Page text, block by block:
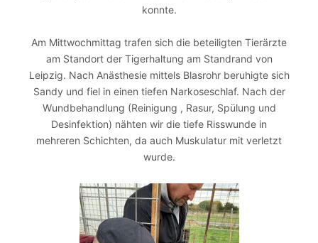
konnte.
Am Mittwochmittag trafen sich die beteiligten Tierärzte
am Standort der Tigerhaltung am Standrand von
Leipzig. Nach Anästhesie mittels Blasrohr beruhigte sich
Sandy und fiel in einen tiefen Narkoseschlaf. Nach der
Wundbehandlung (Reinigung , Rasur, Spülung und
Desinfektion) nähten wir die tiefe Risswunde in
mehreren Schichten, da auch Muskulatur mit verletzt
wurde.